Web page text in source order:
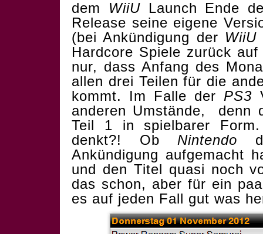
dem WiiULaunch Ende
Release seine eigene
(bei Ankündigung der WiiU
Hardcore Spiele zurück
nur, dass Anfang des
allen drei Teilen für die
kommt. Im Falle der PS3
anderen Umstände, denn
Teil 1 in spielbarer
denkt?! Ob Nintendo
Ankündigung aufgemacht
und den Titel quasi noch
das schon, aber für ein
es auf jeden Fall gut was